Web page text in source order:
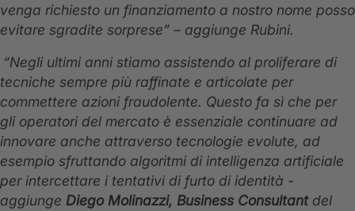
venga richiesto un finanziamento a nostro nome posso
evitare sgradite sorprese” – aggiunge Rubini.
“Negli ultimi anni stiamo assistendo al proliferare di
tecniche sempre più raffinate e articolate per
commettere azioni fraudolente. Questo fa sì che per
gli operatori del mercato è essenziale continuare ad
innovare anche attraverso tecnologie evolute, ad
esempio sfruttando algoritmi di intelligenza artificiale
per intercettare i tentativi di furto di identità -
aggiunge Diego Molinazzi, Business Consultant del